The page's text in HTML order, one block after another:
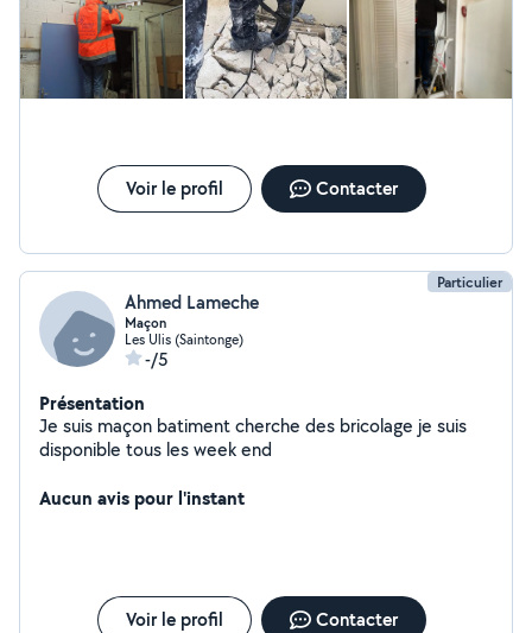
Voir le profil Contacter
Particulier
Ahmed Lameche
Maçon
Les Ulis (Saintonge)
-/5
Présentation
Je suis maçon batiment cherche des bricolage je suis
disponible tous les week end
Aucun avis pour l'instant
Voir le profil Contacter